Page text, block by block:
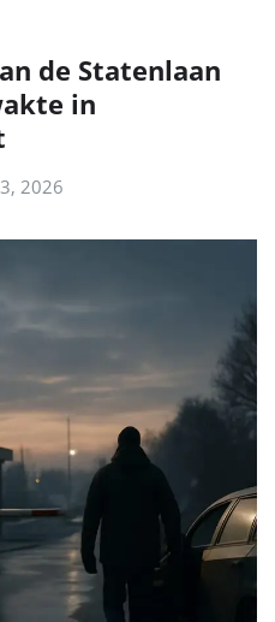
de Statenlaan
in
2026